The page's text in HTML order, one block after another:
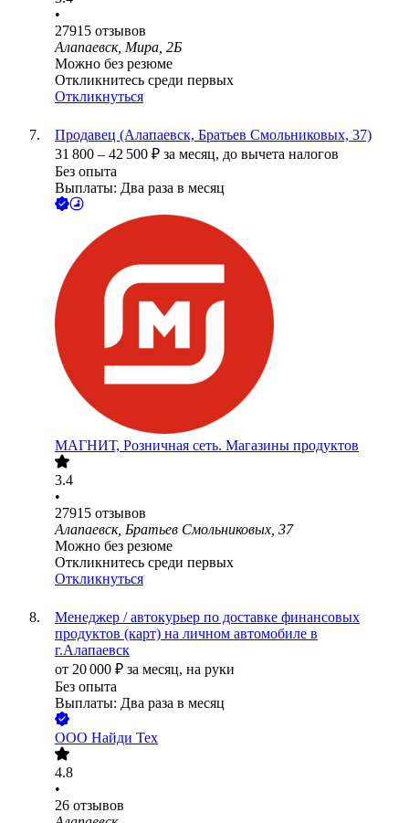
•
27915 отзывов
Алапаевск, Мира, 2Б
Можно без резюме
Откликнитесь среди первых
Откликнуться
Продавец (Алапаевск, Братьев Смольниковых, 37)
31 800 – 42 500 ₽ за месяц, до вычета налогов
Без опыта
Выплаты: Два раза в месяц
МАГНИТ, Розничная сеть. Магазины продуктов
3.4
•
27915 отзывов
Алапаевск, Братьев Смольниковых, 37
Можно без резюме
Откликнитесь среди первых
Откликнуться
Менеджер / автокурьер по доставке финансовых
продуктов (карт) на личном автомобиле в
г.Алапаевск
от 20 000 ₽ за месяц, на руки
Без опыта
Выплаты: Два раза в месяц
ООО Найди Тех
4.8
•
26 отзывов